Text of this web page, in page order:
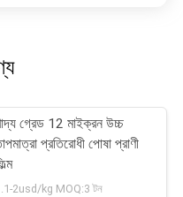
গ্রেড 12 মাইক্রন উচ্চ
প্রতিরোধী পোষা প্রাণী
2usd/kg MOQ:3 টন